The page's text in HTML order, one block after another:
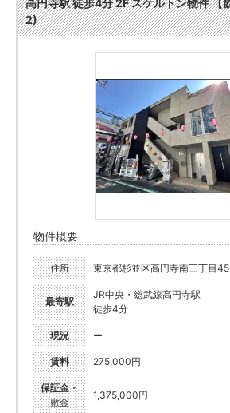
高円寺駅 徒歩4分 2F スケルトン物件
2)
物件概要
住所 東京都杉並区高円寺南三丁目
最寄駅
JR中央・総武線高円寺駅
徒歩4分
現況 ー
賃料 275,000円
保証金・
敷金
1,375,000円